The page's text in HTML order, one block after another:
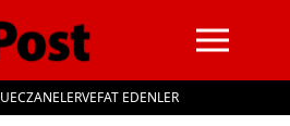
ECZANELERVEFAT EDENLER